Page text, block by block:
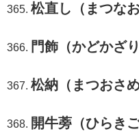
松直し（まつなお
門飾（かどかざり
松納（まつおさめ
開牛蒡（ひらきご